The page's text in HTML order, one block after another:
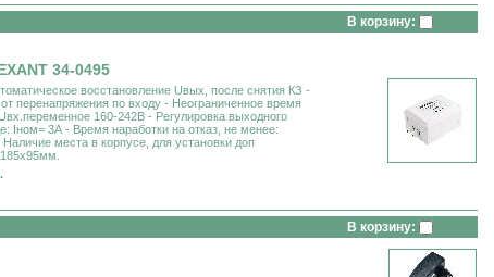
В корзину:
34-0495
восстановление Uвых, после снятия КЗ -
перенапряжения по входу - Неограниченное время
160-242В - Регулировка выходного
Iном= 3А - Время наработки на отказ, не менее:
места в корпусе, для установки доп
В корзину: